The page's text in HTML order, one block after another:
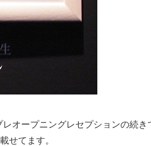
レオープニングレセプションの続き
せてます。